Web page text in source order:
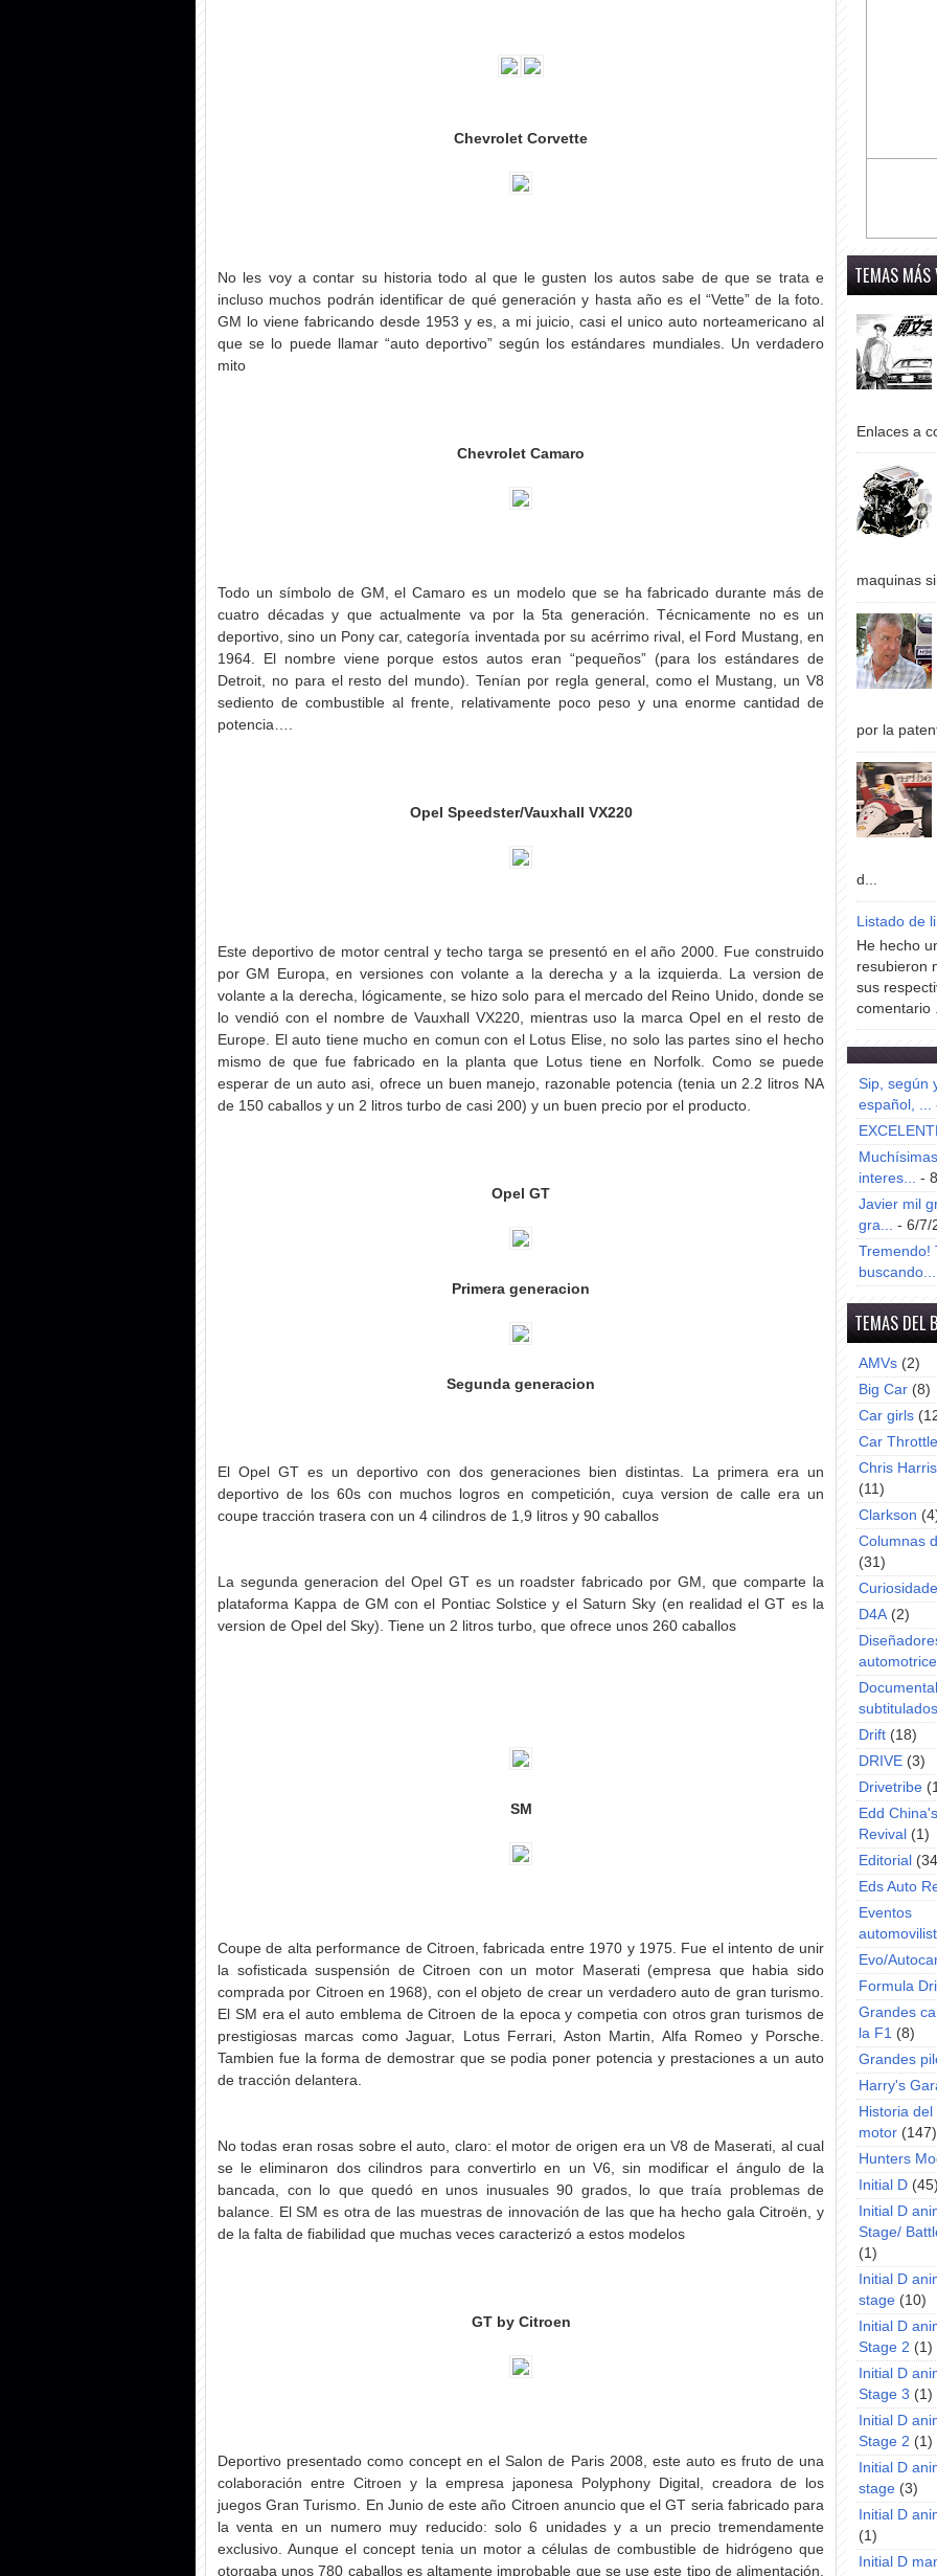
Chevrolet Corvette
No les voy a contar su historia todo al que le gusten los autos sabe de que se trata e
incluso muchos podrán identificar de qué generación y hasta año es el “Vette” de la foto.
GM lo viene fabricando desde 1953 y es, a mi juicio, casi el unico auto norteamericano al
que se lo puede llamar “auto deportivo” según los estándares mundiales. Un verdadero
mito
Chevrolet Camaro
Todo un símbolo de GM, el Camaro es un modelo que se ha fabricado durante más de
cuatro décadas y que actualmente va por la 5ta generación. Técnicamente no es un
deportivo, sino un Pony car, categoría inventada por su acérrimo rival, el Ford Mustang, en
1964. El nombre viene porque estos autos eran “pequeños” (para los estándares de
Detroit, no para el resto del mundo). Tenían por regla general, como el Mustang, un V8
sediento de combustible al frente, relativamente poco peso y una enorme cantidad de
potencia….
Opel Speedster/Vauxhall VX220
Este deportivo de motor central y techo targa se presentó en el año 2000. Fue construido
por GM Europa, en versiones con volante a la derecha y a la izquierda. La version de
volante a la derecha, lógicamente, se hizo solo para el mercado del Reino Unido, donde se
lo vendió con el nombre de Vauxhall VX220, mientras uso la marca Opel en el resto de
Europe. El auto tiene mucho en comun con el Lotus Elise, no solo las partes sino el hecho
mismo de que fue fabricado en la planta que Lotus tiene en Norfolk. Como se puede
esperar de un auto asi, ofrece un buen manejo, razonable potencia (tenia un 2.2 litros NA
de 150 caballos y un 2 litros turbo de casi 200) y un buen precio por el producto.
Opel GT
Primera generacion
Segunda generacion
El Opel GT es un deportivo con dos generaciones bien distintas. La primera era un
deportivo de los 60s con muchos logros en competición, cuya version de calle era un
coupe tracción trasera con un 4 cilindros de 1,9 litros y 90 caballos
La segunda generacion del Opel GT es un roadster fabricado por GM, que comparte la
plataforma Kappa de GM con el Pontiac Solstice y el Saturn Sky (en realidad el GT es la
version de Opel del Sky). Tiene un 2 litros turbo, que ofrece unos 260 caballos
SM
Coupe de alta performance de Citroen, fabricada entre 1970 y 1975. Fue el intento de unir
la sofisticada suspensión de Citroen con un motor Maserati (empresa que habia sido
comprada por Citroen en 1968), con el objeto de crear un verdadero auto de gran turismo.
El SM era el auto emblema de Citroen de la epoca y competia con otros gran turismos de
prestigiosas marcas como Jaguar, Lotus Ferrari, Aston Martin, Alfa Romeo y Porsche.
Tambien fue la forma de demostrar que se podia poner potencia y prestaciones a un auto
de tracción delantera.
No todas eran rosas sobre el auto, claro: el motor de origen era un V8 de Maserati, al cual
se le eliminaron dos cilindros para convertirlo en un V6, sin modificar el ángulo de la
bancada, con lo que quedó en unos inusuales 90 grados, lo que traía problemas de
balance. El SM es otra de las muestras de innovación de las que ha hecho gala Citroën, y
de la falta de fiabilidad que muchas veces caracterizó a estos modelos
GT by Citroen
Deportivo presentado como concept en el Salon de Paris 2008, este auto es fruto de una
colaboración entre Citroen y la empresa japonesa Polyphony Digital, creadora de los
juegos Gran Turismo. En Junio de este año Citroen anuncio que el GT seria fabricado para
la venta en un numero muy reducido: solo 6 unidades y a un precio tremendamente
exclusivo. Aunque el concept tenia un motor a células de combustible de hidrógeno que
otorgaba unos 780 caballos es altamente improbable que se use este tipo de alimentación,
TEMAS MÁS
Enlaces a
maquinas
por la
d...
Listado de
He hecho
resubieron
sus
comentario
Sip, según
español, ...
interes... -
Javier mil
gra... - 6/7/
Tremendo!
buscando...
TEMAS DEL
AMVs (2)
Big Car (8)
Car girls
Car Throttle
Chris
(11)
Clarkson
Columnas
(31)
D4A (2)
subtitulados
Drift (18)
DRIVE (3)
Drivetribe
Edd
Revival (1)
Editorial
Eds Auto
Eventos
Evo/
Formula
Grandes
la F1 (8)
Grandes
Harry's
Historia
motor (147)
Hunters
Initial D
Initial D
Stage/
(1)
Initial D
stage (10)
Initial D
Stage 2 (1)
Initial D
Stage 3 (1)
Initial D
Stage 2 (1)
Initial D
stage (3)
Initial D
(1)
Initial D